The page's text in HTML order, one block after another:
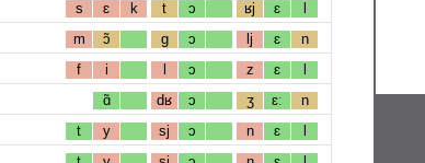
s ɛ k t ɔ ʁj ɛ l
m ɔ̃ g ɔ lj ɛ n
f i l ɔ z ɛ l
ɑ̃ dʁ ɔ ʒ ɛː n
t y sj ɔ n ɛ l